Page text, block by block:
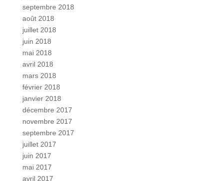
septembre 2018
août 2018
juillet 2018
juin 2018
mai 2018
avril 2018
mars 2018
février 2018
janvier 2018
décembre 2017
novembre 2017
septembre 2017
juillet 2017
juin 2017
mai 2017
avril 2017